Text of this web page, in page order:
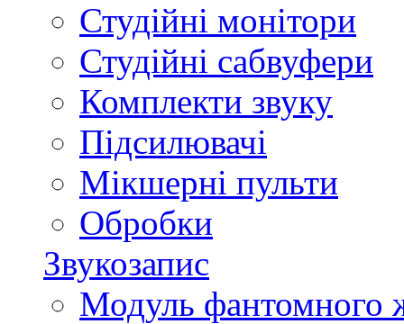
Студійні монітори
Студійні сабвуфери
Комплекти звуку
Підсилювачі
Мікшерні пульти
Обробки
Звукозапис
Модуль фантомного